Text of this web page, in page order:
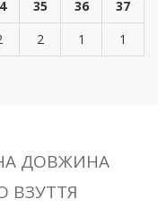
35 36
37
2 1 1
ДОВЖИНА
ВЗУТТЯ